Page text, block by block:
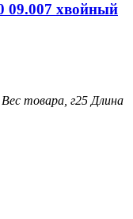
09.007 хвойный
Вес товара, г25 Длина